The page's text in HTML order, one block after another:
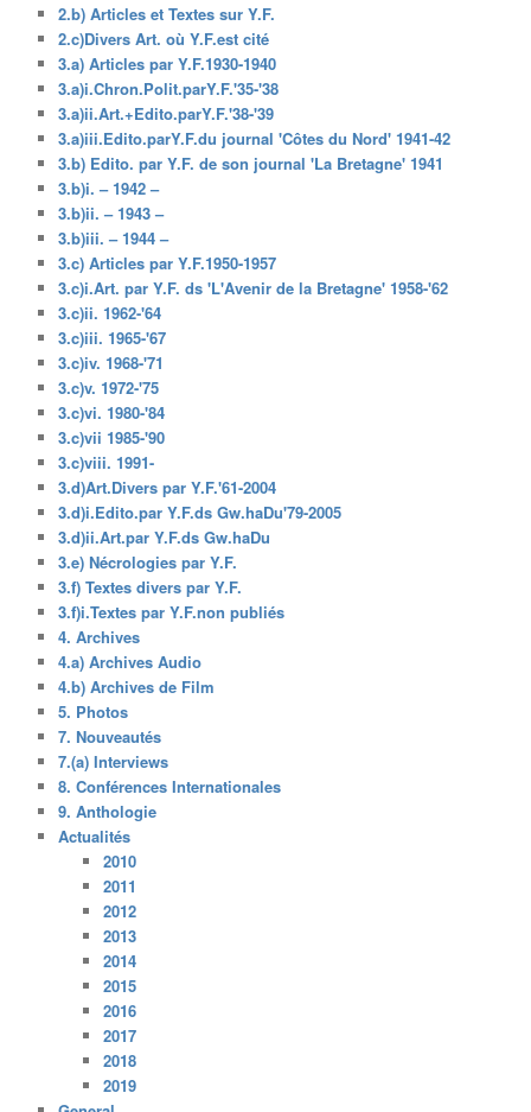
2.b) Articles et Textes sur Y.F.
2.c)Divers Art. où Y.F.est cité
3.a) Articles par Y.F.1930-1940
3.a)i.Chron.Polit.parY.F.'35-'38
3.a)ii.Art.+Edito.parY.F.'38-'39
3.a)iii.Edito.parY.F.du journal 'Côtes du Nord' 1941-42
3.b) Edito. par Y.F. de son journal 'La Bretagne' 1941
3.b)i. – 1942 –
3.b)ii. – 1943 –
3.b)iii. – 1944 –
3.c) Articles par Y.F.1950-1957
3.c)i.Art. par Y.F. ds 'L'Avenir de la Bretagne' 1958-'62
3.c)ii. 1962-'64
3.c)iii. 1965-'67
3.c)iv. 1968-'71
3.c)v. 1972-'75
3.c)vi. 1980-'84
3.c)vii 1985-'90
3.c)viii. 1991-
3.d)Art.Divers par Y.F.'61-2004
3.d)i.Edito.par Y.F.ds Gw.haDu'79-2005
3.d)ii.Art.par Y.F.ds Gw.haDu
3.e) Nécrologies par Y.F.
3.f) Textes divers par Y.F.
3.f)i.Textes par Y.F.non publiés
4. Archives
4.a) Archives Audio
4.b) Archives de Film
5. Photos
7. Nouveautés
7.(a) Interviews
8. Conférences Internationales
9. Anthologie
Actualités
2010
2011
2012
2013
2014
2015
2016
2017
2018
2019